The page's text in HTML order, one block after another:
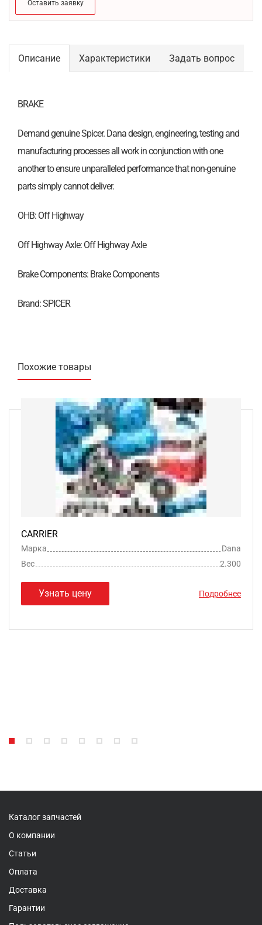
Оставить заявку
Описание Характеристики Задать вопрос
BRAKE
Demand genuine Spicer. Dana design, engineering, testing and
manufacturing processes all work in conjunction with one
another to ensure unparalleled performance that non-genuine
parts simply cannot deliver.
OHB: Off Highway
Off Highway Axle: Off Highway Axle
Brake Components: Brake Components
Brand: SPICER
Похожие товары
CARRIER
Марка
Dana
Вес
2.300
Узнать цену Подробнее
Каталог запчастей
О компании
Статьи
Оплата
Доставка
Гарантии